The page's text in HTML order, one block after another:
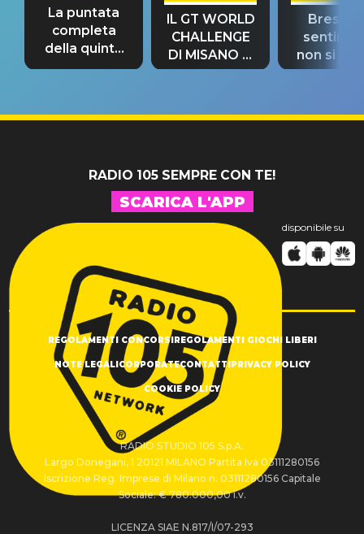
La puntata
completa
della quinta
tappa
IL GT WORLD
CHALLENGE
DI MISANO si
riconferma
Bresh:
non si
fino alla
RADIO 105 SEMPRE CON TE!
SCARICA L'APP
disponibile su
REGOLAMENTI CONCORSI REGOLAMENTI GIOCHI LIBERI
NOTE LEGALI CORPORATECONTATTI PRIVACY POLICY
COOKIE POLICY
RADIO STUDIO 105 S.p.A.
Largo Donegani, 1 20121 MILANO Partita Iva 03111280156
Iscrizione Reg. Imprese di Milano n. 03111280156 Capitale
Sociale: € 780.000,00 i.v.
LICENZA SIAE N.817/I/07-293